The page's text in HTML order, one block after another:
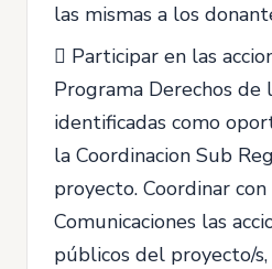
las mismas a los
 Participar en las
Programa Derechos de
identificadas como
la Coordinacion Sub
proyecto. Coordinar
Comunicaciones las
públicos del proyecto/